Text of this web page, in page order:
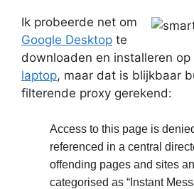
Ik probeerde net om
Google Desktop te
downloaden en installeren op
laptop, maar dat is blijkbaar
filterende proxy gerekend:
Access to this page is
referenced in a central
offending pages and sites
categorised as “Instant